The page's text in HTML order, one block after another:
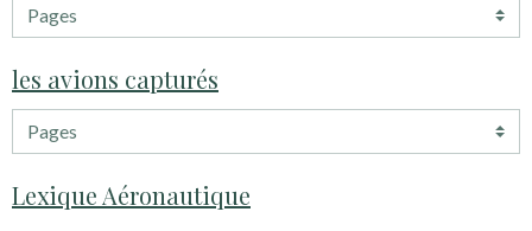
les avions capturés
Lexique Aéronautique